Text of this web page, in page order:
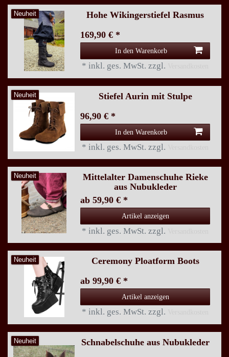
Neuheit
Hohe Wikingerstiefel Rasmus
169,90 € *
In den Warenkorb
* inkl. ges. MwSt. zzgl.
Neuheit
Stiefel Aurin mit Stulpe
96,90 € *
In den Warenkorb
* inkl. ges. MwSt. zzgl.
Neuheit
Mittelalter Damenschuhe Rieke
aus Nubukleder
ab 59,90 € *
Artikel anzeigen
* inkl. ges. MwSt. zzgl.
Neuheit
Ceremony Ploatform Boots
ab 99,90 € *
Artikel anzeigen
* inkl. ges. MwSt. zzgl.
Neuheit
Schnabelschuhe aus Nubukleder